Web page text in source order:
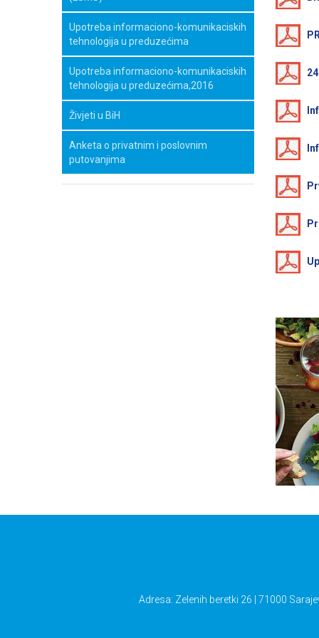
Upotreba informaciono-komunikaciskih
tehnologija u preduzećima
Upotreba informaciono-komunikaciskih
tehnologija u preduzećima,2016
Živjeti u BiH
Anketa o privatnim i poslovnim
putovanjima
Adresa: Zelenih beretki 26 | 71000